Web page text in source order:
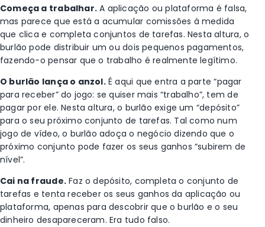
Começa a trabalhar. A aplicação ou plataforma é falsa,
mas parece que está a acumular comissões à medida
que clica e completa conjuntos de tarefas. Nesta altura, o
burlão pode distribuir um ou dois pequenos pagamentos,
fazendo-o pensar que o trabalho é realmente legítimo.
O burlão lança o anzol.É aqui que entra a parte “pagar
para receber” do jogo: se quiser mais “trabalho”, tem de
pagar por ele. Nesta altura, o burlão exige um “depósito”
para o seu próximo conjunto de tarefas. Tal como num
jogo de vídeo, o burlão adoça o negócio dizendo que o
próximo conjunto pode fazer os seus ganhos “subirem de
nível”.
Cai na fraude.Faz o depósito, completa o conjunto de
tarefas e tenta receber os seus ganhos da aplicação ou
plataforma, apenas para descobrir que o burlão e o seu
dinheiro desapareceram. Era tudo falso.